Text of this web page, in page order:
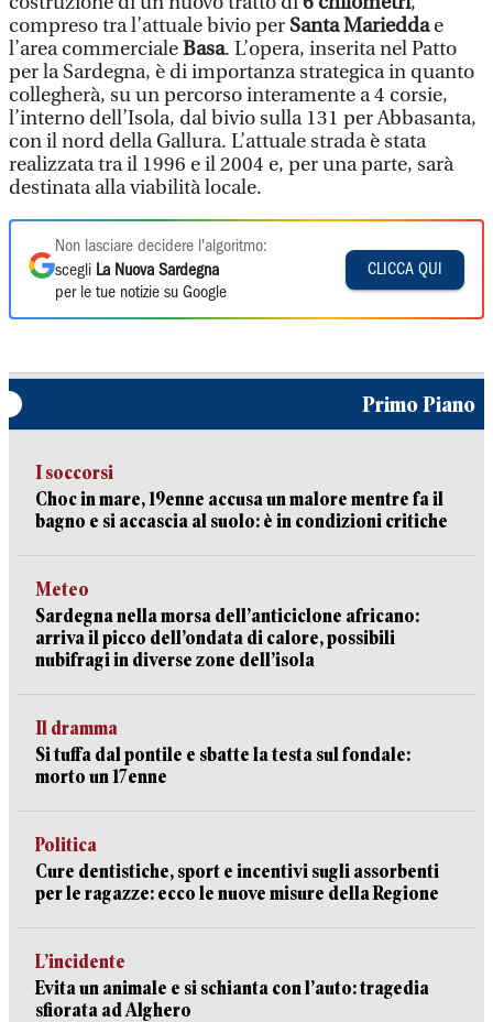
compreso tra l’attuale bivio per Santa Marieddae
l’area commercialeBasa. L’opera, inserita nel Patto
per la Sardegna, è di importanza strategica in quanto
collegherà, su un percorso interamente a 4 corsie,
l’interno dell’Isola, dal bivio sulla 131 per Abbasanta,
con il nord della Gallura. L’attuale strada è stata
realizzata tra il 1996 e il 2004 e, per una parte, sarà
destinata alla viabilità locale.
Non lasciare decidere l'algoritmo:
scegli La Nuova Sardegna
per le tue notizie su Google
CLICCA QUI
Primo Piano
I soccorsi
Choc in mare, 19enne accusa un malore mentre fa il
bagno e si accascia al suolo: è in condizioni critiche
Meteo
Sardegna nella morsa dell’anticiclone africano:
arriva il picco dell’ondata di calore, possibili
nubifragi in diverse zone dell’isola
Il dramma
Si tuffa dal pontile e sbatte la testa sul fondale:
morto un 17enne
Politica
Cure dentistiche, sport e incentivi sugli assorbenti
per le ragazze: ecco le nuove misure della Regione
L’incidente
Evita un animale e si schianta con l’auto: tragedia
sfiorata ad Alghero